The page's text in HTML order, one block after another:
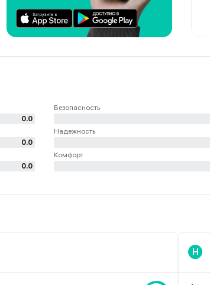
0.0
0.0
0.0
Безопасность
Надежность
Комфорт
Н